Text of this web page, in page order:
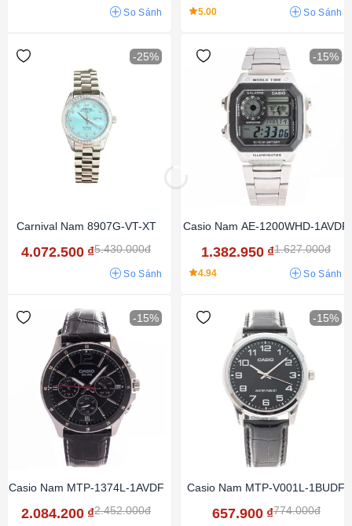
So Sánh 5.00 So Sánh
-25%
Carnival Nam 8907G-VT-XT
4.072.500 ₫5.430.000đ
So Sánh
-15%
Casio Nam AE-1200WHD-1AVDF
1.382.950 ₫1.627.000đ
4.94 So Sánh
-15%
Casio Nam MTP-1374L-1AVDF
2.084.200 ₫2.452.000đ
-15%
Casio Nam MTP-V001L-1BUDF
657.900 ₫774.000đ